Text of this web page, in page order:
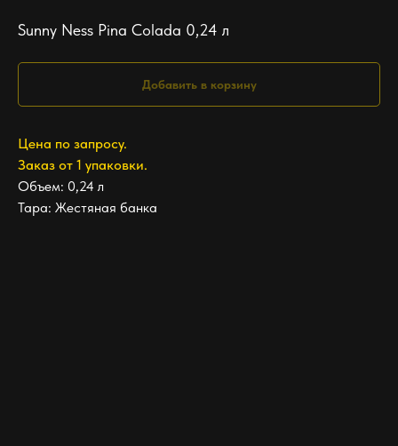
Sunny Ness Pina Colada 0,24 л
Добавить в корзину
Цена по запросу.
Заказ от 1 упаковки.
Объем: 0,24 л
Тара: Жестяная банка